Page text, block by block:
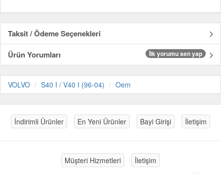
Taksit / Ödeme Seçenekleri
Ürün Yorumları
İlk yorumu sen yap
VOLVO S40 I / V40 I (96-04) Oem
İndirimli Ürünler En Yeni Ürünler Bayi Girişi İletişim
Müşteri Hizmetleri İletişim